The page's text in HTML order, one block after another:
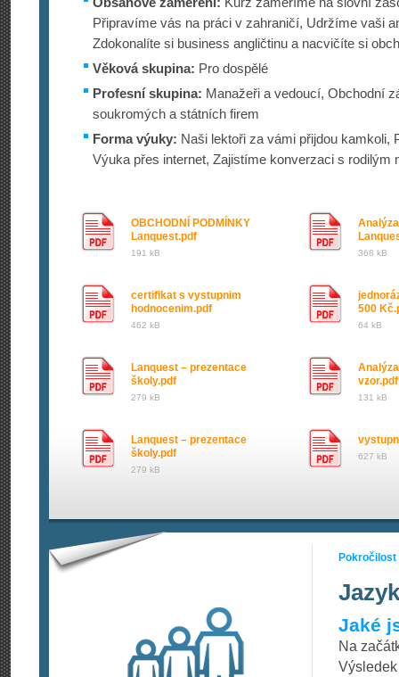
Připravíme vás na práci v zahraničí, Udržíme vaši
Zdokonalíte si business angličtinu a nacvičíte si
Věková skupina: Pro dospělé
Profesní skupina: Manažeři a vedoucí, Obchodní
soukromých a státních firem
Forma výuky: Naši lektoři za vámi přijdou kamkoli,
Výuka přes internet, Zajistíme konverzaci s rodilým
OBCHODNÍ PODMÍNKY
Lanquest.pdf
191 kB 368 kB
certifikat s vystupnim
hodnocenim.pdf
462 kB
500
64 kB
Lanquest – prezentace
školy.pdf
279 kB
vzor.pdf
131 kB
Lanquest – prezentace
školy.pdf
279 kB
627 kB
Pokročilost
Jaké
Na